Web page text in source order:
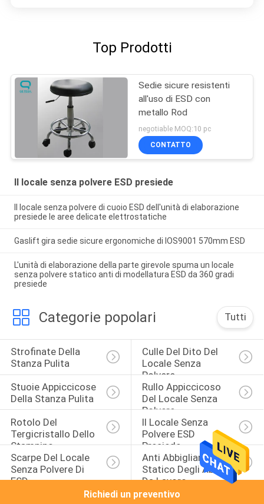
Top Prodotti
Sedie sicure resistenti
all'uso di ESD con
metallo Rod
negotiable MOQ:10 pc
CONTATTO
Il locale senza polvere ESD presiede
Il locale senza polvere di cuoio ESD dell'unità di elaborazione
presiede le aree delicate elettrostatiche
Gaslift gira sedie sicure ergonomiche di IOS9001 570mm ESD
L'unità di elaborazione della parte girevole spuma un locale
senza polvere statico anti di modellatura ESD da 360 gradi
presiede
Categorie popolari Tutti
Strofinate Della
Stanza Pulita
Culle Del Dito Del
Locale Senza
Polvere
Stuoie Appiccicose
Della Stanza Pulita
Rullo Appiccicoso
Del Locale Senza
Polvere
Rotolo Del
Tergicristallo Dello
Stampino
Il Locale Senza
Polvere ESD
Presiede
Scarpe Del Locale
Senza Polvere Di
ESD
Anti Abbigliamento
Statico Degli Abiti
Da Lavoro
Richiedi un preventivo